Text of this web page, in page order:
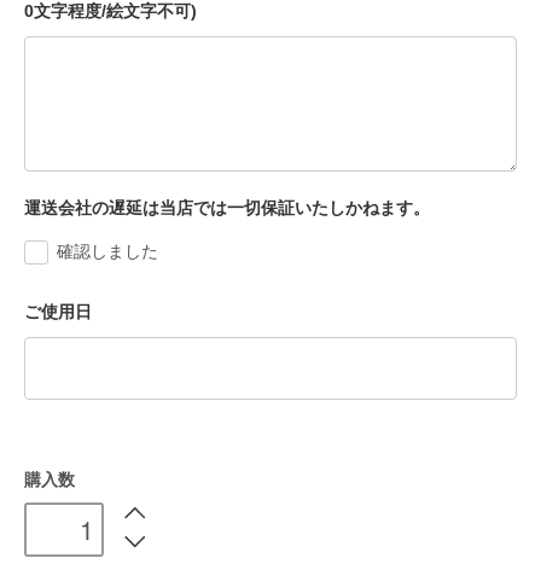
0文字程度/絵文字不可)
運送会社の遅延は当店では一切保証いたしかねます。
確認しました
ご使用日
購入数